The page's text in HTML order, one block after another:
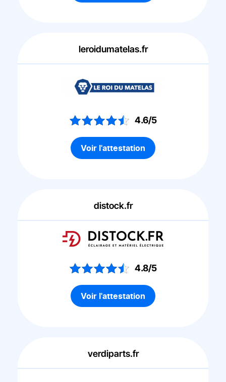
leroidumatelas.fr
4.6/5
Voir l'attestation
distock.fr
4.8/5
Voir l'attestation
verdiparts.fr